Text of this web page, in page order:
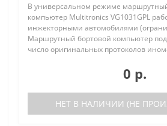
В универсальном режиме
компьютер Multitronics VG1031GPL
инжекторными автомобилями
Маршрутный бортовой компьютер
число оригинальных протоколов
0 р.
НЕТ В НАЛИЧИИ (НЕ